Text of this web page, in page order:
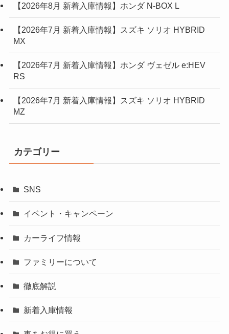
【2026年8月 新着入庫情報】ホンダ N-BOX L
【2026年7月 新着入庫情報】スズキ ソリオ HYBRID
MX
【2026年7月 新着入庫情報】ホンダ ヴェゼル e:HEV
RS
【2026年7月 新着入庫情報】スズキ ソリオ HYBRID
MZ
カテゴリー
SNS
イベント・キャンペーン
カーライフ情報
ファミリーについて
徹底解説
新着入庫情報